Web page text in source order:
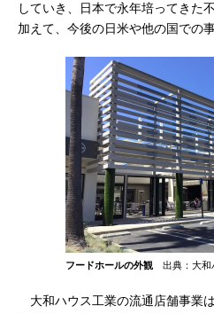
していき、日本で永年培ってきた
加えて、今後の日米や他の国での
フードホールの外観 出典：大和
大和ハウス工業の流通店舗事業